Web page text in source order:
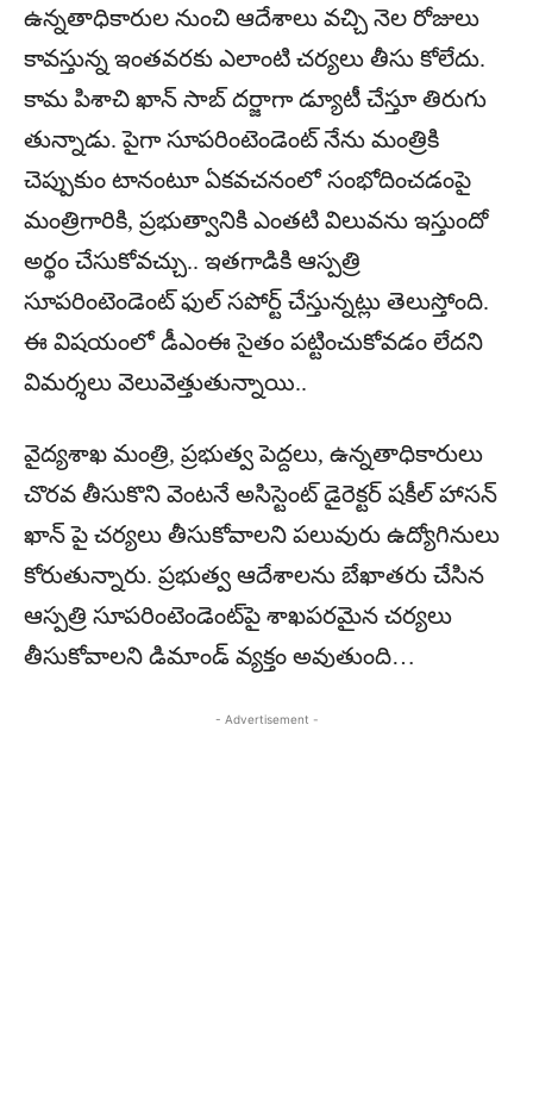
ఉన్నతాధికారుల నుంచి ఆదేశాలు వచ్చి నెల రోజులు
కావస్తున్న ఇంతవరకు ఎలాంటి చర్యలు తీసు కోలేదు.
కామ పిశాచి ఖాన్‌ సాబ్‌ దర్జాగా డ్యూటీ చేస్తూ తిరుగు
తున్నాడు. పైగా సూపరింటెండెంట్‌ నేను మంత్రికి
చెప్పుకుం టానంటూ ఏకవచనంలో సంభోదించడంపై
మంత్రిగారికి, ప్రభుత్వానికి ఎంతటి విలువను ఇస్తుందో
అర్థం చేసుకోవచ్చు.. ఇతగాడికి ఆస్పత్రి
సూపరింటెండెంట్‌ ఫుల్‌ సపోర్ట్‌ చేస్తున్నట్లు తెలుస్తోంది.
ఈ విషయంలో డీఎంఈ సైతం పట్టించుకోవడం లేదని
విమర్శలు వెలువెత్తుతున్నాయి..
వైద్యశాఖ మంత్రి, ప్రభుత్వ పెద్దలు, ఉన్నతాధికారులు
చొరవ తీసుకొని వెంటనే అసిస్టెంట్‌ డైరెక్టర్‌ షకీల్‌ హాసన్‌
ఖాన్‌ పై చర్యలు తీసుకోవాలని పలువురు ఉద్యోగినులు
కోరుతున్నారు. ప్రభుత్వ ఆదేశాలను బేఖాతరు చేసిన
ఆస్పత్రి సూపరింటెండెంట్‌పై శాఖపరమైన చర్యలు
తీసుకోవాలని డిమాండ్‌ వ్యక్తం అవుతుంది…
- Advertisement -